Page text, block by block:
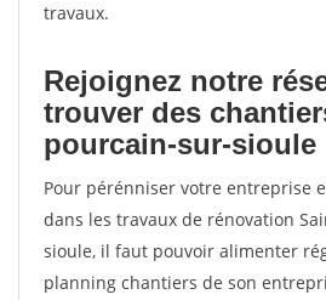
travaux.
Rejoignez notre
trouver des
pourcain-sur-sioule
Pour pérénniser votre entreprise
dans les travaux de rénovation
sioule, il faut pouvoir alimenter
planning chantiers de son